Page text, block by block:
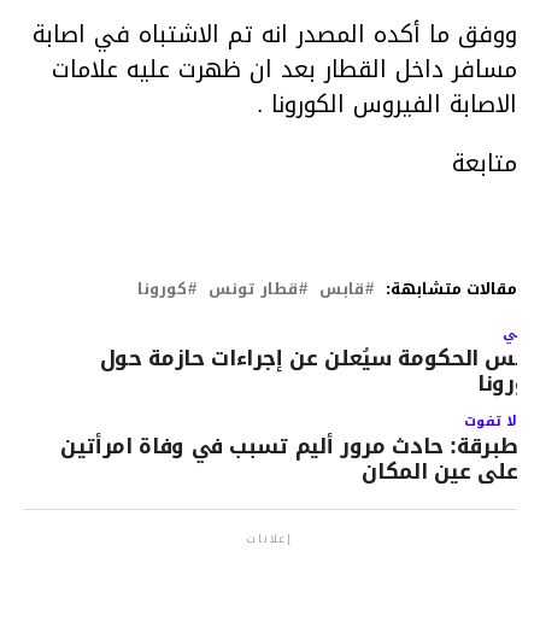
ووفق ما أكده المصدر انه تم الاشتباه في اصابة
مسافر داخل القطار بعد ان ظهرت عليه علامات
الاصابة الفيروس الكورونا .
متابعة
مقالات متشابهة: قابس قطار تونس كورونا
الحكومة سيُعلن عن إجراءات حازمة حول
لا تفوت
طبرقة: حادث مرور أليم تسبب في وفاة امرأتين
على عين المكان
إعلانات